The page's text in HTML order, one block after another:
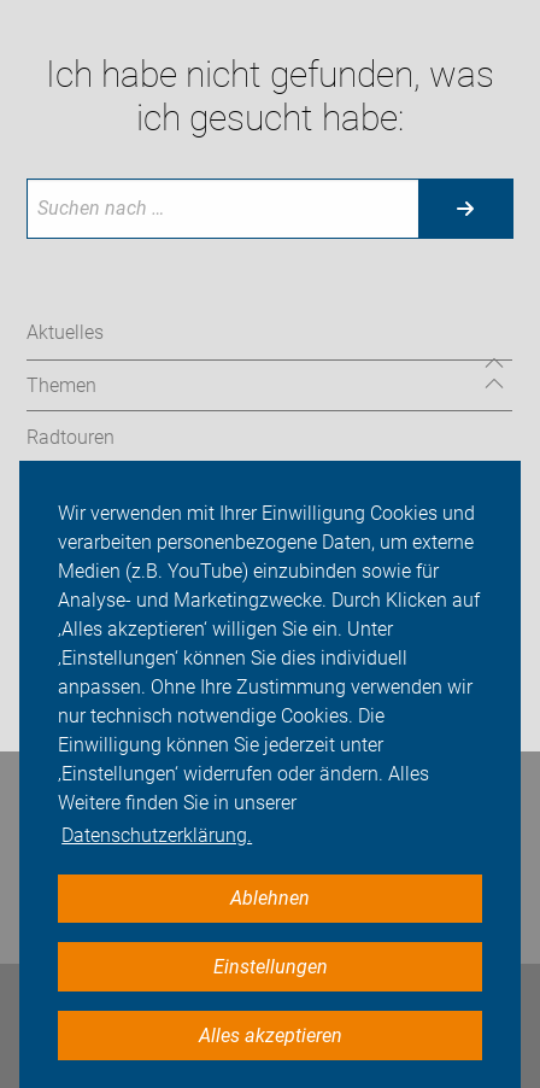
Wir verwenden mit Ihrer Einwilligung Cookies und
verarbeiten personenbezogene Daten, um externe
Medien (z.B. YouTube) einzubinden sowie für
Analyse- und Marketingzwecke. Durch Klicken auf
‚Alles akzeptieren‘ willigen Sie ein. Unter
‚Einstellungen‘ können Sie dies individuell
anpassen. Ohne Ihre Zustimmung verwenden wir
nur technisch notwendige Cookies. Die
Einwilligung können Sie jederzeit unter
‚Einstellungen‘ widerrufen oder ändern. Alles
Weitere finden Sie in unserer
Datenschutzerklärung.
Ablehnen
Einstellungen
Alles akzeptieren
Ich habe nicht gefunden, was
ich gesucht habe:
Aktuelles
Themen
Radtouren
ADFC Fürth
Sei dabei
Presse
Login
Bleiben Sie in Kontakt